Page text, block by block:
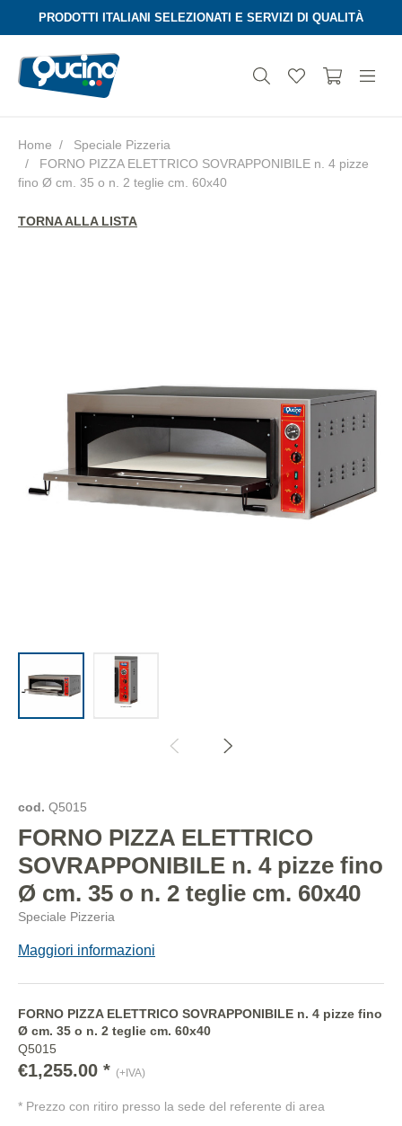
Aura
PRODOTTI ITALIANI SELEZIONATI E SERVIZI DI QUALITÀ
Home
Speciale Pizzeria
FORNO PIZZA ELETTRICO SOVRAPPONIBILE n. 4 pizze
fino Ø cm. 35 o n. 2 teglie cm. 60x40
TORNA ALLA LISTA
cod. Q5015
FORNO PIZZA ELETTRICO
SOVRAPPONIBILE n. 4 pizze fino
Ø cm. 35 o n. 2 teglie cm. 60x40
Speciale Pizzeria
Maggiori informazioni
FORNO PIZZA ELETTRICO SOVRAPPONIBILE n. 4 pizze fino
Ø cm. 35 o n. 2 teglie cm. 60x40
Q5015
€1,255.00 * (+IVA)
* Prezzo con ritiro presso la sede del referente di area